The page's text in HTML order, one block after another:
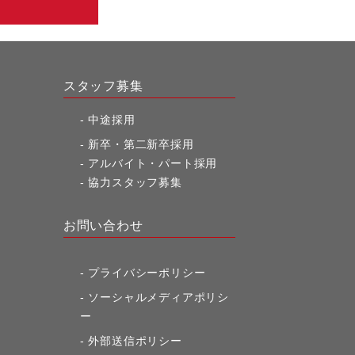
スタッフ募集
中途採用
新卒・第二新卒採用
アルバイト・パート採用
協力スタッフ募集
お問い合わせ
プライバシーポリシー
ソーシャルメディアポリシ
ー
外部送信ポリシー